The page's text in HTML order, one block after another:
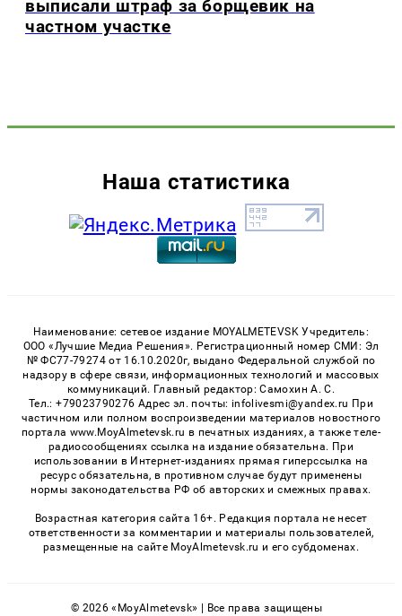
выписали штраф за борщевик на
частном участке
Наша статистика
Наименование: сетевое издание MOYALMETEVSK Учредитель:
ООО «Лучшие Медиа Решения». Регистрационный номер СМИ: Эл
№ ФС77-79274 от 16.10.2020г, выдано Федеральной службой по
надзору в сфере связи, информационных технологий и массовых
коммуникаций. Главный редактор: Самохин А. С.
Тел.: +79023790276 Адрес эл. почты: infolivesmi@yandex.ru При
частичном или полном воспроизведении материалов новостного
портала www.MoyAlmetevsk.ru в печатных изданиях, а также теле-
радиосообщениях ссылка на издание обязательна. При
использовании в Интернет-изданиях прямая гиперссылка на
ресурс обязательна, в противном случае будут применены
нормы законодательства РФ об авторских и смежных правах.
Возрастная категория сайта 16+. Редакция портала не несет
ответственности за комментарии и материалы пользователей,
размещенные на сайте MoyAlmetevsk.ru и его субдоменах.
© 2026 «MoyAlmetevsk» | Все права защищены